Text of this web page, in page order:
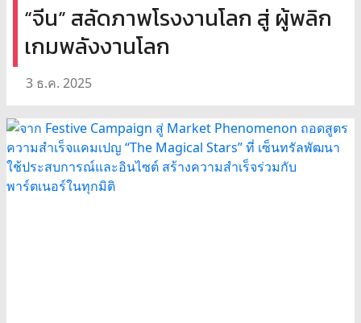
“จีน” สลัดภาพโรงงานโลก สู่ ผู้พลิก
เกมพลังงานโลก
3 ธ.ค. 2025